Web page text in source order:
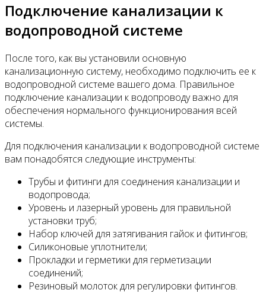
Подключение канализации к
водопроводной системе
После того, как вы установили основную
канализационную систему, необходимо подключить ее к
водопроводной системе вашего дома. Правильное
подключение канализации к водопроводу важно для
обеспечения нормального функционирования всей
системы.
Для подключения канализации к водопроводной системе
вам понадобятся следующие инструменты:
Трубы и фитинги для соединения канализации и
водопровода;
Уровень и лазерный уровень для правильной
установки труб;
Набор ключей для затягивания гайок и фитингов;
Силиконовые уплотнители;
Прокладки и герметики для герметизации
соединений;
Резиновый молоток для регулировки фитингов.